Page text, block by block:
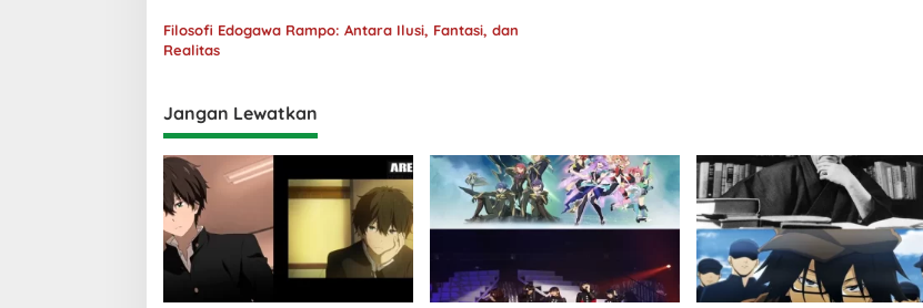
Filosofi Edogawa Rampo: Antara Ilusi, Fantasi, dan
Realitas
Jangan Lewatkan